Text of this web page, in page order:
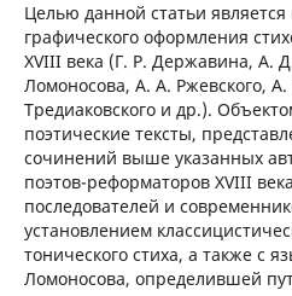
Целью данной статьи
графического оформления
XVIII века (Г. Р. Державина, А.
Ломоносова, А. А. Ржевского,
Тредиаковского и др.).
поэтические тексты,
сочинений выше указанных
поэтов-реформаторов XVIII
последователей и
установлением
тонического стиха, а также с
Ломоносова, определившей